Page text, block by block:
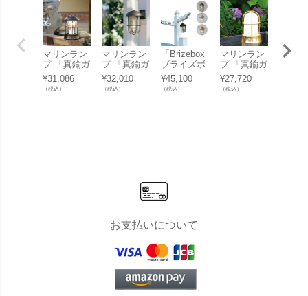
マリンラン
プ 「真鍮ガ
ーデンライ
ト BH1012
クリアガラ
¥31,086
（税込）
マリンラン
プ 「真鍮ガ
ーデンライ
ト BR5000
クリアガラ
¥32,010
（税込）
「Brizebox
ブライズボ
ックス 機能
門柱バイナ
ルスタンド
¥45,100
（税込）
マリンラン
プ 「真鍮ガ
ーデンライ
ト BH1000
くもりガラ
¥27,720
（税込）
マリ
お支払いについて